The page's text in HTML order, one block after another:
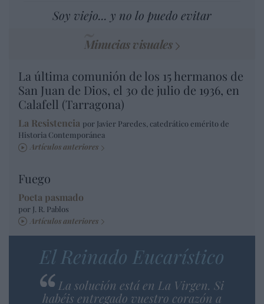
Soy viejo... y no lo puedo evitar
Minucias visuales
La última comunión de los 15 hermanos de
San Juan de Dios, el 30 de julio de 1936, en
Calafell (Tarragona)
La Resistencia por Javier Paredes, catedrático emérito de
Historia Contemporánea
Artículos anteriores
Fuego
Poeta pasmado
por J. R. Pablos
Artículos anteriores
El Reinado Eucarístico
La solución está en La Virgen. Si
habéis entregado vuestro corazón a